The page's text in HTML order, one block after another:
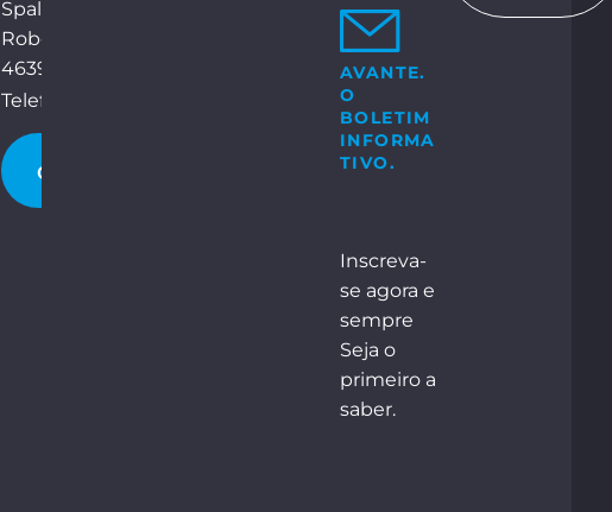
Spaleck GmbH & Co. KG
Robert-Bosch-Str. 15
46397 Bocholt
Telefone:
CONTACTE-NOS
AVANTE.
O
BOLETIM
INFORMA
TIVO.
Inscreva-
se agora e
sempre
Seja o
primeiro a
saber.